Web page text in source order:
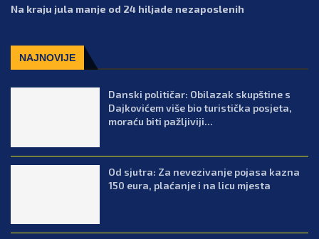
Na kraju jula manje od 24 hiljade nezaposlenih
NAJNOVIJE
Danski političar: Obilazak skupštine s
Dajkovićem više bio turistička posjeta,
moraću biti pažljiviji...
Od sjutra: Za nevezivanje pojasa kazna
150 eura, plaćanje i na licu mjesta